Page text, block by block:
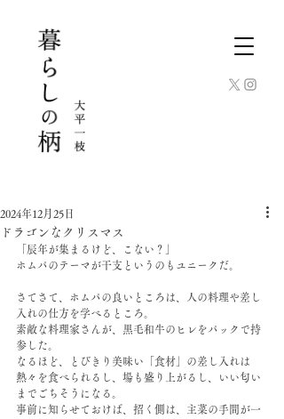
ドラゴンなクリスマス
2024年12月25日
「辰年が集まるけど、こない？」
ホムパのテーマが干支というのもユニークだ。
さてさて、ホムパの良いところは、人の料理や差し
入れの仕方を学べるところ。
素敵な料理家さんが、黒毛和牛のヒレをパックで持
参した。
なるほど、とびきり美味い「食材」の差し入れは
熱々を食べられるし、場も盛り上がるし、いい匂い
までごちそうになる。
事前に知らせておけば、招く側は、主菜の手間が一